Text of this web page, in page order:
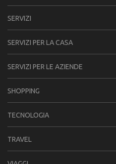
SERVIZI
SERVIZI PER LA CASA
SERVIZI PER LE AZIENDE
SHOPPING
TECNOLOGIA
TRAVEL